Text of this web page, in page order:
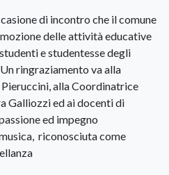
di incontro che il comune
delle attività educative
e studentesse degli
ringraziamento va alla
alla Coordinatrice
Galliozzi ed ai docenti di
ed impegno
riconosciuta come